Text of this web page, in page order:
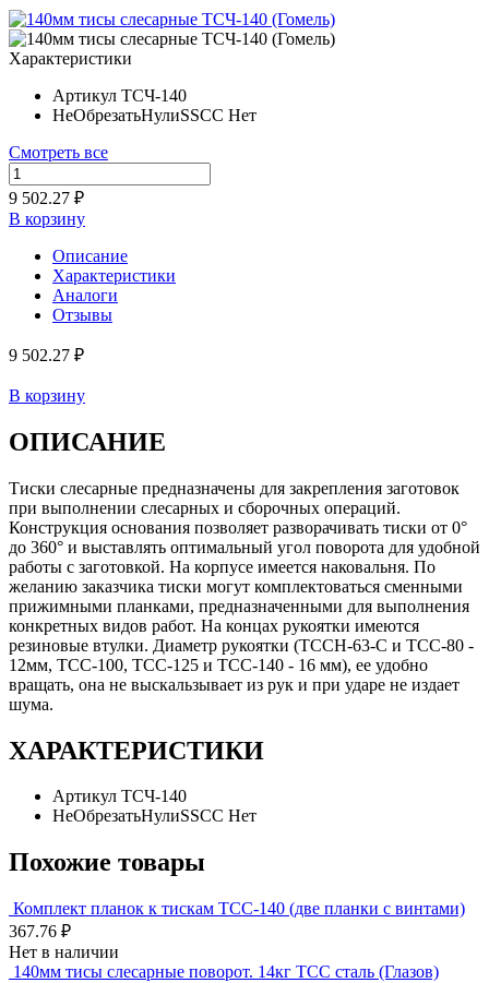
Характеристики
Артикул ТСЧ-140
НеОбрезатьНулиSSCC Нет
Смотреть все
9 502.27 ₽
В корзину
Описание
Характеристики
Аналоги
Отзывы
9 502.27 ₽
В корзину
ОПИСАНИЕ
Тиски слесарные предназначены для закрепления заготовок
при выполнении слесарных и сборочных операций.
Конструкция основания позволяет разворачивать тиски от 0°
до 360° и выставлять оптимальный угол поворота для удобной
работы с заготовкой. На корпусе имеется наковальня. По
желанию заказчика тиски могут комплектоваться сменными
прижимными планками, предназначенными для выполнения
конкретных видов работ. На концах рукоятки имеются
резиновые втулки. Диаметр рукоятки (ТССН-63-С и ТСС-80 -
12мм, ТСС-100, ТСС-125 и ТСС-140 - 16 мм), ее удобно
вращать, она не выскальзывает из рук и при ударе не издает
шума.
ХАРАКТЕРИСТИКИ
Артикул ТСЧ-140
НеОбрезатьНулиSSCC Нет
Похожие товары
Комплект планок к тискам ТСС-140 (две планки с винтами)
367.76 ₽
Нет в наличии
140мм тисы слесарные поворот. 14кг ТСС сталь (Глазов)